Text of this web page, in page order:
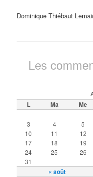
Dominique Thiébaut
Les
L Ma Me
« août
3
4 5
10
11 12
17
18 19
24
25 26
31